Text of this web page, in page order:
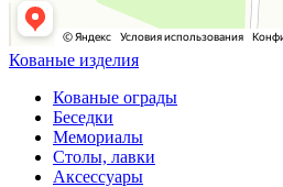
Кованые изделия
Кованые ограды
Беседки
Мемориалы
Столы, лавки
Аксессуары